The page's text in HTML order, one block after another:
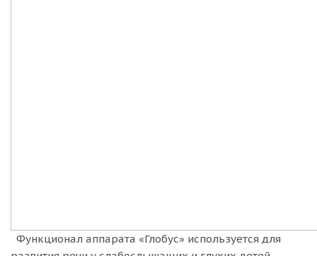
Функционал аппарата «Глобус» используется для